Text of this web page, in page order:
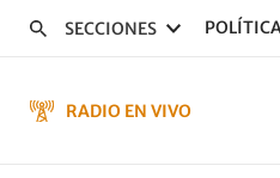
SECCIONES
RADIO EN VIVO